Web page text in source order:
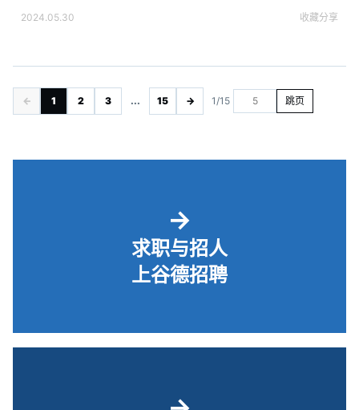
2024.05.30 收藏分享
← 1 2 3 ... 15 → 1/15 跳页
→
求职与招人
上谷德招聘